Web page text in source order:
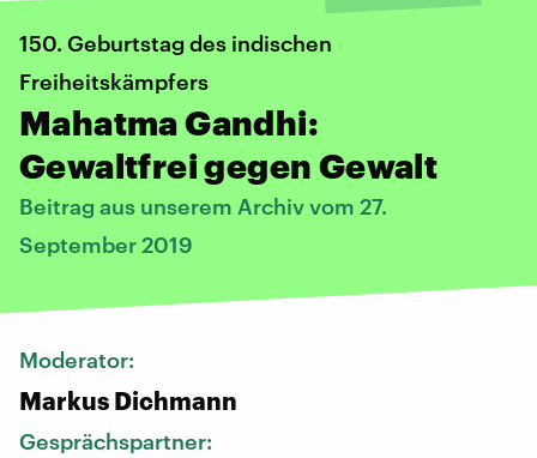
150. Geburtstag des indischen
Freiheitskämpfers
Mahatma Gandhi:
Gewaltfrei gegen Gewalt
Beitrag aus unserem Archiv vom 27.
September 2019
Moderator:
Markus Dichmann
Gesprächspartner: